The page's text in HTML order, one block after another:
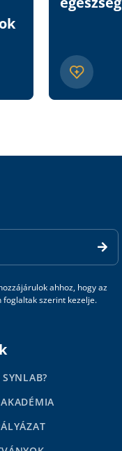
ahhoz, hogy az
szerint kezelje.